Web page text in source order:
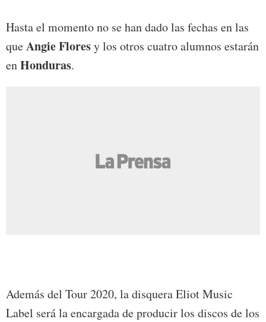
Hasta el momento no se han dado las fechas en las
queAngie Floresy los otros cuatro alumnos estarán
enHonduras.
Además del Tour 2020, la disquera Eliot Music
Label será la encargada de producir los discos de los